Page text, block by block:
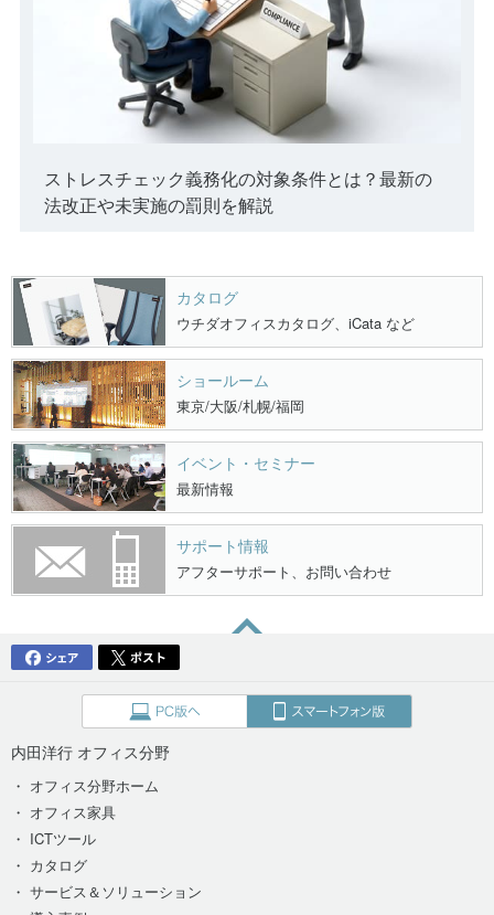
ストレスチェック義務化の対象条件とは？最新の
法改正や未実施の罰則を解説
カタログ
ウチダオフィスカタログ、iCata など
ショールーム
東京/大阪/札幌/福岡
イベント・セミナー
最新情報
サポート情報
アフターサポート、お問い合わせ
内田洋行 オフィス分野
・ オフィス分野ホーム
・ オフィス家具
・ ICTツール
・ カタログ
・ サービス＆ソリューション